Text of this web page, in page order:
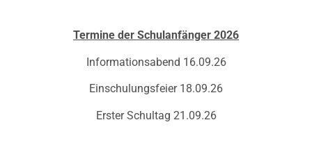
Termine der Schulanfänger 2026
Informationsabend 16.09.26
Einschulungsfeier 18.09.26
Erster Schultag 21.09.26